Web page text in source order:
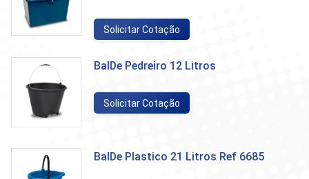
Solicitar Cotação
BalDe Pedreiro 12 Litros
Solicitar Cotação
BalDe Plastico 21 Litros Ref 6685